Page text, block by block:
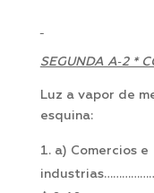
SEGUNDA A‑2 *
Luz a vapor de
esquina:
a) Comercios e